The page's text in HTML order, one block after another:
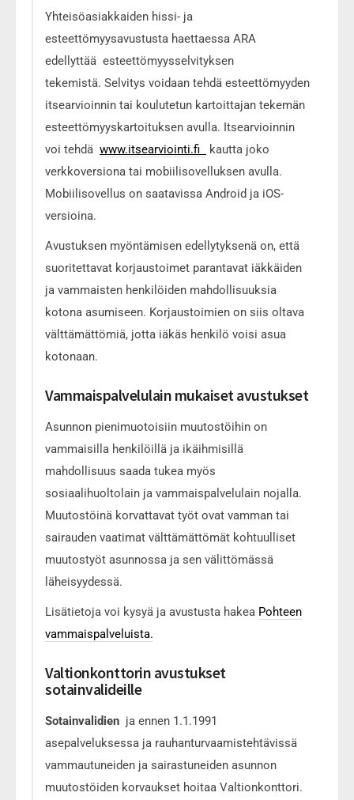
Yhteisöasiakkaiden hissi- ja
esteettömyysavustusta haettaessa ARA
edellyttää esteettömyysselvityksen
tekemistä. Selvitys voidaan tehdä esteettömyyden
itsearvioinnin tai koulutetun kartoittajan tekemän
esteettömyyskartoituksen avulla. Itsearvioinnin
voi tehdä www.itsearviointi.fi
kautta joko
verkkoversiona tai mobiilisovelluksen avulla.
Mobiilisovellus on saatavissa Android ja iOS-
versioina.
Avustuksen myöntämisen edellytyksenä on, että
suoritettavat korjaustoimet parantavat iäkkäiden
ja vammaisten henkilöiden mahdollisuuksia
kotona asumiseen. Korjaustoimien on siis oltava
välttämättömiä, jotta iäkäs henkilö voisi asua
kotonaan.
Vammaispalvelulain mukaiset avustukset
Asunnon pienimuotoisiin muutostöihin on
vammaisilla henkilöillä ja ikäihmisillä
mahdollisuus saada tukea myös
sosiaalihuoltolain ja vammaispalvelulain nojalla.
Muutostöinä korvattavat työt ovat vamman tai
sairauden vaatimat välttämättömät kohtuulliset
muutostyöt asunnossa ja sen välittömässä
läheisyydessä.
Lisätietoja voi kysyä ja avustusta hakea Pohteen
vammaispalveluista.
Valtionkonttorin avustukset
sotainvalideille
Sotainvalidien ja ennen 1.1.1991
asepalveluksessa ja rauhanturvaamistehtävissä
vammautuneiden ja sairastuneiden asunnon
muutostöiden korvaukset hoitaa Valtionkonttori.